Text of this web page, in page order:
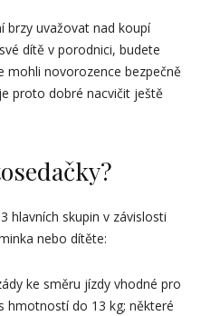
brzy uvažovat nad koupí
dítě v porodnici, budete
novorozence bezpečně
proto dobré nacvičit ještě
hlavních skupin v závislosti
nebo dítěte:
ke směru jízdy vhodné pro
hmotností do 13 kg; některé